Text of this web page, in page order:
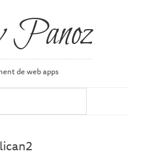
Panoz
de web apps